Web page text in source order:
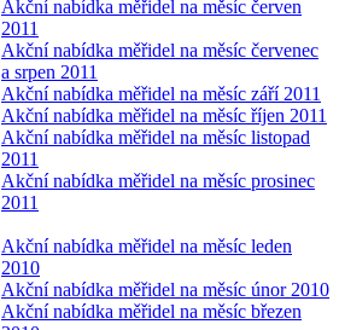
Akční nabídka měřidel na měsíc červen
2011
Akční nabídka měřidel na měsíc červenec
a srpen 2011
Akční nabídka měřidel na měsíc září 2011
Akční nabídka měřidel na měsíc říjen 2011
Akční nabídka měřidel na měsíc listopad
2011
Akční nabídka měřidel na měsíc prosinec
2011
Akční nabídka měřidel na měsíc leden
2010
Akční nabídka měřidel na měsíc únor 2010
Akční nabídka měřidel na měsíc březen